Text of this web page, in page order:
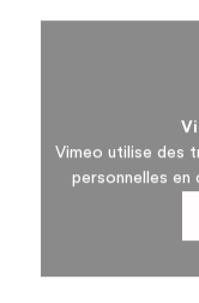
Vimeo utilise des
personnelles en